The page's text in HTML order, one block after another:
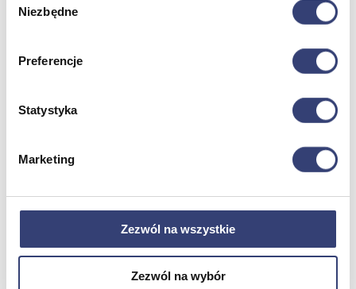
zgody
Niezbędne
Preferencje
Statystyka
Marketing
Zezwól na wszystkie
Zezwól na wybór
Zobacz wszystko
Higiena
Artykuły ochronne jednorazowe
Produkty higieniczne
Asortyment drobny
Zobacz wszystko